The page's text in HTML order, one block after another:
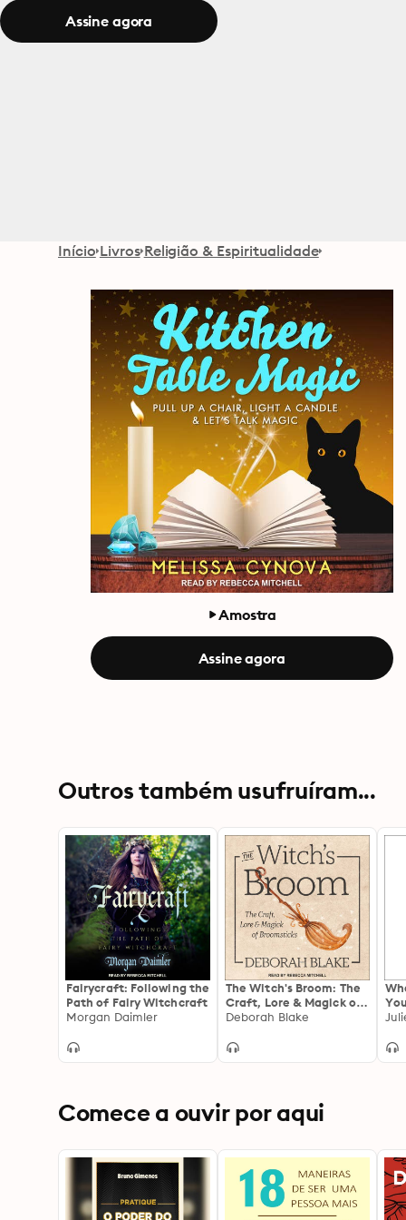
Assine agora
Início Livros Religião & Espiritualidade
Amostra
Assine agora
Outros também usufruíram...
Fairycraft: Following the
Path of Fairy Witchcraft
Morgan Daimler
The Witch's Broom: The
Craft, Lore & Magick of
Broomsticks
Deborah Blake
Comece a ouvir por aqui